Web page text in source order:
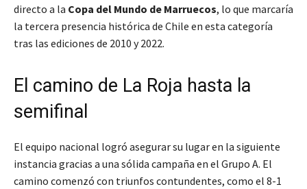
directo a la Copa del Mundo de Marruecos, lo que marcaría
la tercera presencia histórica de Chile en esta categoría
tras las ediciones de 2010 y 2022.
El camino de La Roja hasta la
semifinal
El equipo nacional logró asegurar su lugar en la siguiente
instancia gracias a una sólida campaña en el Grupo A. El
camino comenzó con triunfos contundentes, como el 8-1